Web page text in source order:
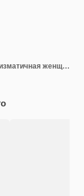
Вблизи молодая привлекательная и харизматичная женщина изолирована